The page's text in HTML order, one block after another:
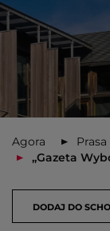
Agora
Prasa
„Gazeta
DODAJ DO